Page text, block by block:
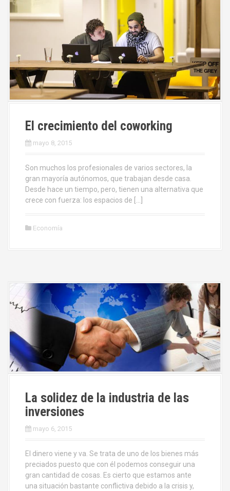
El crecimiento del coworking
mayo 8, 2015
Son muchos los profesionales de varios sectores, la
gran mayoría autónomos, que trabajan desde casa.
Desde hace un tiempo, pero, tienen una alternativa que
crece con fuerza: los espacios de […]
Economía
La solidez de la industria de las
inversiones
mayo 6, 2015
El dinero viene y va. Se trata de uno de los bienes más
preciados puesto que con él podemos conseguir una
gran cantidad de cosas. Es cierto que estamos ante
una situación bastante conflictiva debido a la crisis y,